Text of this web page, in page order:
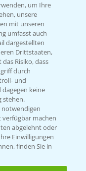
um Ihre
unsere
mit unseren
umfasst auch
dargestellten
Drittstaaten,
Risiko, dass
durch
und
keine
stehen.
verfügbar machen
abgelehnt oder
Einwilligungen
finden Sie in